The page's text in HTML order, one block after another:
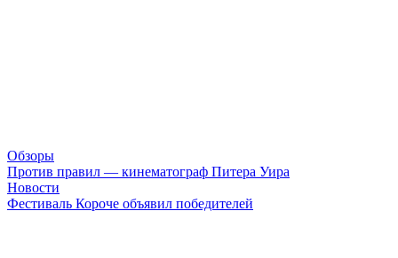
Обзоры
Против правил — кинематограф Питера Уира
Новости
Фестиваль Короче объявил победителей